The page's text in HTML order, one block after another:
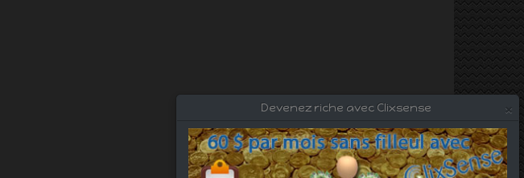
×
Devenez riche avec Clixsense